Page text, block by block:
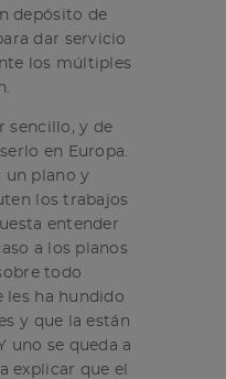
depósito de
dar servicio
los múltiples
sencillo, y de
en Europa.
un plano y
los trabajos
entender
a los planos
todo
les ha hundido
y que la están
uno se queda a
explicar que el